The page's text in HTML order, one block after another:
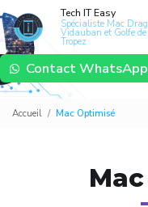
au
contenu
principal
Contact WhatsApp
Tech IT Easy
Spécialiste Mac Draguignan,
Vidauban et Golfe
Tropez
Accueil Mac Optimisé